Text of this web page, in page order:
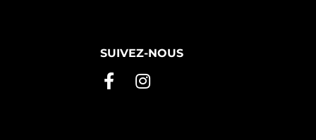
SUIVEZ-NOUS